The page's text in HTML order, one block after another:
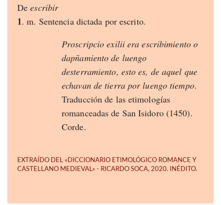
Deescribir
1. m. Sentencia dictada por escrito.
Proscripcio exilii era escribimiento o
dapñamiento de luengo
desterramiento, esto es, de aquel que
echavan de tierra por luengo tiempo.
Traducción de las etimologías
romanceadas de San Isidoro (1450).
Corde.